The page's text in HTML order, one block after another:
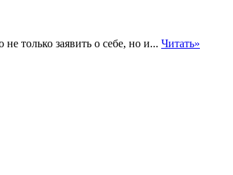
только заявить о себе, но и... Читать»